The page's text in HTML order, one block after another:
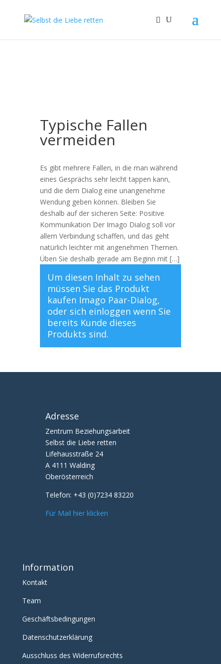
Typische Fallen
vermeiden
Es gibt mehrere Fallen, in die man während
eines Gesprächs sehr leicht tappen kann,
und die dem Dialog eine unangenehme
Wendung geben können. Bleiben Sie
deshalb auf der sicheren Seite: Positive
Kommunikation Der Imago Dialog soll vor
allem Verbindung schaffen, und das geht
natürlich leichter mit angenehmen Themen.
Üben Sie deshalb gerade am Beginn mit […]
Um diesen Inhalt zu sehen
müssen Sie das Produkt
kaufen Imago Paar-Dialog,
oder sich einloggen wenn Sie
bereits Kunde dieses
Produkts sind.
Adresse
Zentrum Beziehungsarbeit
Selbst die Liebe retten
Lifehausstraße 24
A 4111 Walding
Oberösterreich
Telefon: +43 (0)7234 83220
Für Mail hier klicken
Information
Kontakt
Team
Geschäftsbedingungen
Datenschutzerklärung
Ausschluss des Widerrufsrechts